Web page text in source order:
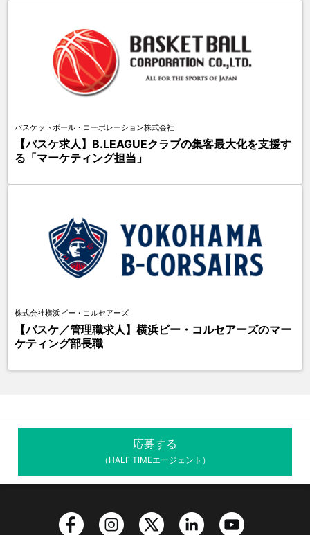
バスケットボール・コーポレーション株式会社
【バスケ求人】B.LEAGUEクラブの集客最大化を支援す
る「マーケティング担当」
株式会社横浜ビー・コルセアーズ
【バスケ／管理職求人】横浜ビー・コルセアーズのマー
ケティング部長職
応募する
（HALF TIMEエージェント）